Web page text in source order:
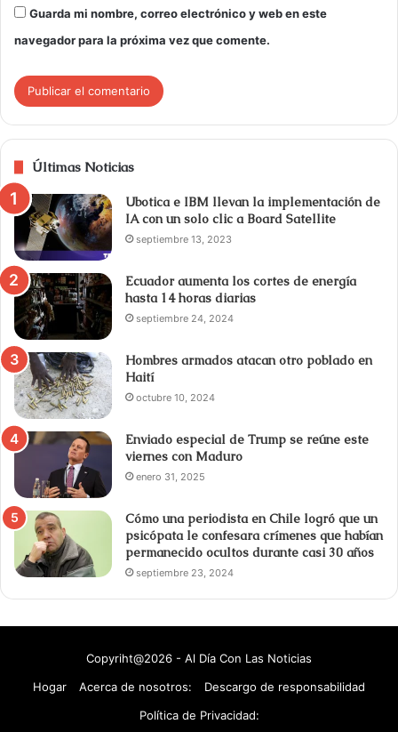
Guarda mi nombre, correo electrónico y web en este
navegador para la próxima vez que comente.
Últimas Noticias
Ubotica e IBM llevan la implementación de
IA con un solo clic a Board Satellite
septiembre 13, 2023
Ecuador aumenta los cortes de energía
hasta 14 horas diarias
septiembre 24, 2024
Hombres armados atacan otro poblado en
Haití
octubre 10, 2024
Enviado especial de Trump se reúne este
viernes con Maduro
enero 31, 2025
Cómo una periodista en Chile logró que un
psicópata le confesara crímenes que habían
permanecido ocultos durante casi 30 años
septiembre 23, 2024
Copyriht@2026 - Al Día Con Las Noticias
Hogar
Acerca de nosotros:
Descargo de responsabilidad
Política de Privacidad: